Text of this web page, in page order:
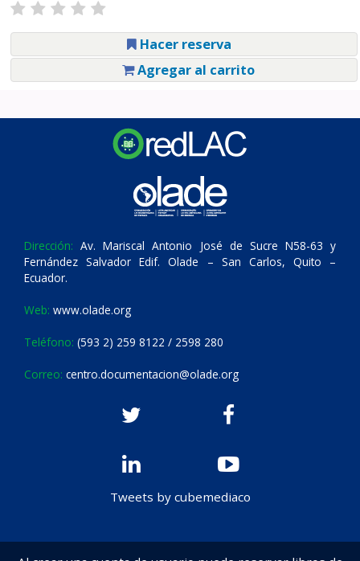
Hacer reserva
Agregar al carrito
Dirección: Av. Mariscal Antonio José de Sucre N58-63 y
Fernández Salvador Edif. Olade – San Carlos, Quito –
Ecuador.
Web: www.olade.org
Teléfono: (593 2) 259 8122 / 2598 280
Correo: centro.documentacion@olade.org
Tweets by cubemediaco